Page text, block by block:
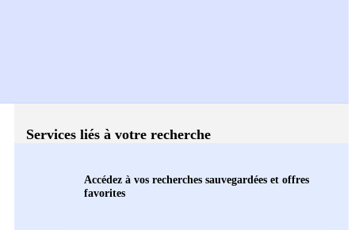
Services liés à votre recherche
Accédez à vos recherches sauvegardées et offres
favorites